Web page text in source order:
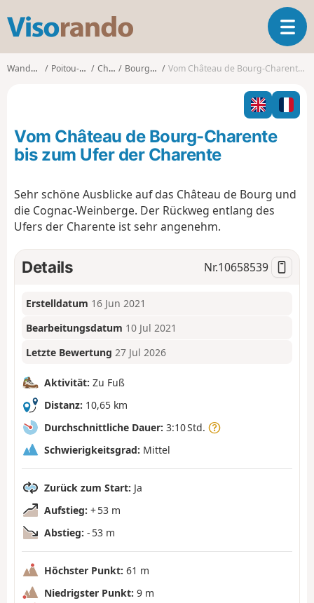
s
o
o
T
o
l
n
a
n
Wanderungen Poitou-Charentes Charente Bourg-Charente Vom Château de Bourg-Charente bis zum Ufer der Charente
Vom Château de Bourg-Charente
bis zum Ufer der Charente
Sehr schöne Ausblicke auf das Château de Bourg und
die Cognac-Weinberge. Der Rückweg entlang des
Ufers der Charente ist sehr angenehm.
Details Nr.10658539
Erstelldatum 16 Jun 2021
Bearbeitungsdatum 10 Jul 2021
Letzte Bewertung 27 Jul 2026
Aktivität: Zu Fuß
Distanz: 10,65 km
Durchschnittliche Dauer: 3:10 Std.
Schwierigkeitsgrad: Mittel
Zurück zum Start: Ja
Aufstieg: + 53 m
Abstieg: - 53 m
Höchster Punkt: 61 m
Niedrigster Punkt: 9 m